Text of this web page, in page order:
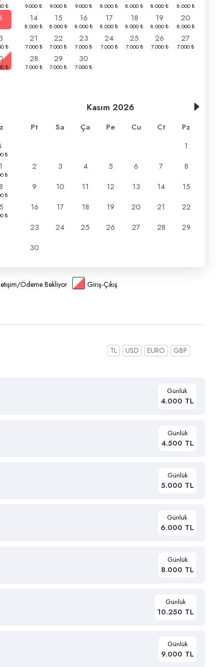
14
15 16 17 18 19
20
21
22 23 24 25 26
27
28
29 30
Kasım 2026
Pt Sa Ça Pe Cu Ct
Pz
1
2
3 4 5 6 7
8
9
10 11 12 13 14
15
16
17 18 19 20 21
22
23
24 25 26 27 28
29
30
Ödeme Bekliyor Giriş-Çıkış
TL USD EURO GBP
Günlük
4.000 TL
Günlük
4.500 TL
Günlük
5.000 TL
Günlük
6.000 TL
Günlük
8.000 TL
Günlük
10.250 TL
Günlük
9.000 TL